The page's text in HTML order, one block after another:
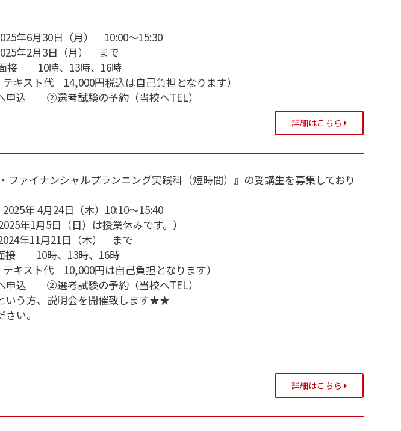
年6月30日（月） 10:00～15:30
年2月3日（月） まで
面接 10時、13時、16時
ト代 14,000円税込は自己負担となります）
申込 ②選考試験の予約（当校へTEL）
詳細はこちら
ファイナンシャルプランニング実践科（短時間）』の受講生を募集しており
年 4月24日（木）10:10～15:40
年1月5日（日）は授業休みです。）
年11月21日（木） まで
接 10時、13時、16時
ト代 10,000円は自己負担となります）
申込 ②選考試験の予約（当校へTEL）
いう方、説明会を開催致します★★
い。
詳細はこちら